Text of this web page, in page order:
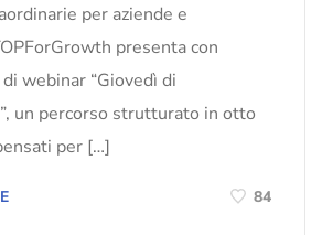
per aziende e
presenta con
webinar “Giovedì di
un percorso strutturato in otto
per […]
84